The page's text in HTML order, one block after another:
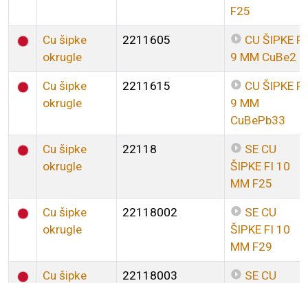
F25
Cu šipke
okrugle
2211605
CU ŠIPKE FI
9 MM CuBe2
Cu šipke
okrugle
2211615
CU ŠIPKE FI
9 MM
CuBePb33
Cu šipke
okrugle
22118
SE CU
ŠIPKE FI 10
MM F25
Cu šipke
okrugle
22118002
SE CU
ŠIPKE FI 10
MM F29
Cu šipke
22118003
SE CU